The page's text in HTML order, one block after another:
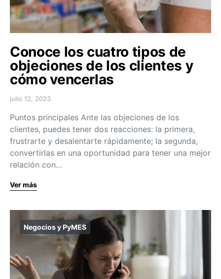
Conoce los cuatro tipos de
objeciones de los clientes y
cómo vencerlas
julio 12, 2023
Puntos principales Ante las objeciones de los
clientes, puedes tener dos reacciones: la primera,
frustrarte y desalentarte rápidamente; la segunda,
convertirlas en una oportunidad para tener una mejor
relación con…
Ver más
Negocios y PyMES